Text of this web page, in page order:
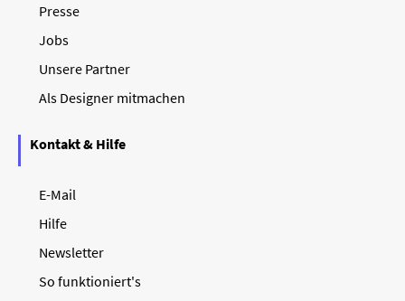
Presse
Jobs
Unsere Partner
Als Designer mitmachen
Kontakt & Hilfe
E-Mail
Hilfe
Newsletter
So funktioniert's